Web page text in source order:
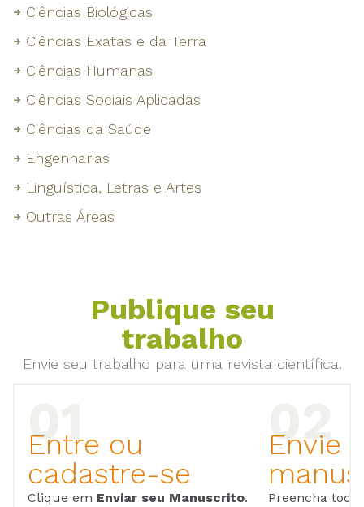
Ciências Biológicas
Ciências Exatas e da Terra
Ciências Humanas
Ciências Sociais Aplicadas
Ciências da Saúde
Engenharias
Linguística, Letras e Artes
Outras Áreas
Publique seu
trabalho
Envie seu trabalho para uma revista científica.
Entre ou
cadastre-se
Clique em Enviar seu Manuscrito.
Envie
Preencha